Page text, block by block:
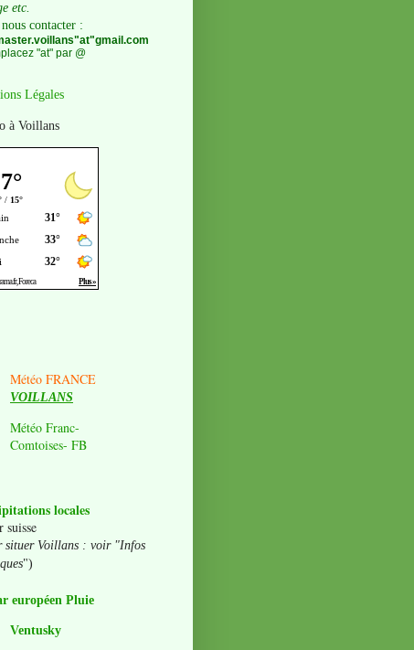
etc.
contacter :
"at" par @
Légales
à Voillans
Météo FRANCE
VOILLANS
Météo Franc-
Comtoises- FB
locales
suisse
situer Voillans : voir "Infos
")
européen Pluie
Ventusky